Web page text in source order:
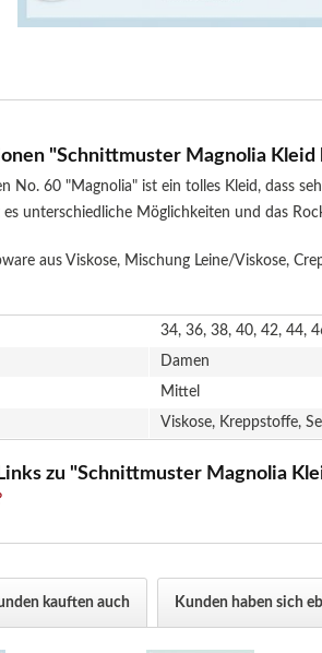
"Schnittmuster Magnolia Kleid
No. 60 "Magnolia" ist ein tolles Kleid, dass
unterschiedliche Möglichkeiten und das
aus Viskose, Mischung Leine/Viskose,
34, 36, 38, 40, 42, 44,
Damen
Mittel
Viskose, Kreppstoffe,
zu "Schnittmuster Magnolia
kauften auch Kunden haben sich